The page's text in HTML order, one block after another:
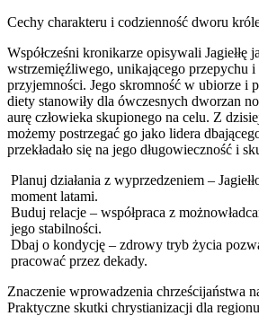
Cechy charakteru i codzienność dworu
Współcześni kronikarze opisywali Jagiełłę
wstrzemięźliwego, unikającego przepychu i
przyjemności. Jego skromność w ubiorze i
diety stanowiły dla ówczesnych dworzan
aurę człowieka skupionego na celu. Z
możemy postrzegać go jako lidera
przekładało się na jego długowieczność i
Planuj działania z wyprzedzeniem –
moment latami.
Buduj relacje – współpraca z
jego stabilności.
Dbaj o kondycję – zdrowy tryb życia
pracować przez dekady.
Znaczenie wprowadzenia chrześcijaństwa
Praktyczne skutki chrystianizacji dla regionu